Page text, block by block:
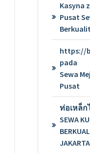
Kasyna
Pusat
https://
pada
Sewa
Pusat
ท่อเหล็ก
SEWA
JAKARTA